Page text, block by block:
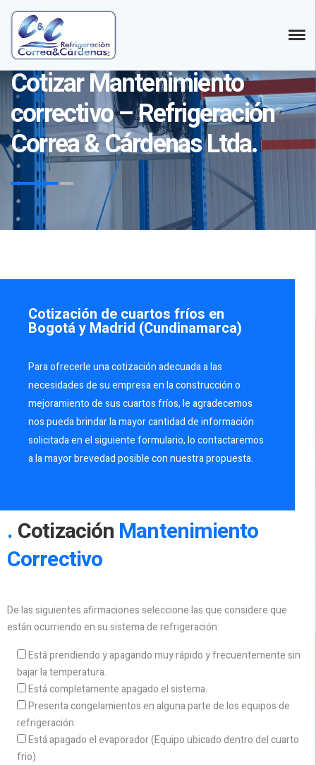
Refrigeración Correa y Cárdenas LTDA.
Cotizar Mantenimiento
correctivo – Refrigeración
Correa & Cárdenas Ltda.
Cotización de cuartos fríos en
Bogotá y Madrid (Cundinamarca)
Para ofrecerle una cotización adecuada a las
necesidades de su empresa en la construcción o
mejoramiento de sus cuartos fríos, le agradecemos
nos pueda brindar la mayor cantidad de información
solicitada en el siguiente formulario, lo contactaremos
a la mayor brevedad posible con nuestra propuesta.
Cotización Mantenimiento
Correctivo
De las siguientes afirmaciones seleccione las que considere que
están ocurriendo en su sistema de refrigeración:
Está prendiendo y apagando muy rápido y frecuentemente sin
bajar la temperatura.
Está completamente apagado el sistema.
Presenta congelamientos en alguna parte de los equipos de
refrigeración.
Está apagado el evaporador (Equipo ubicado dentro del cuarto
frio)